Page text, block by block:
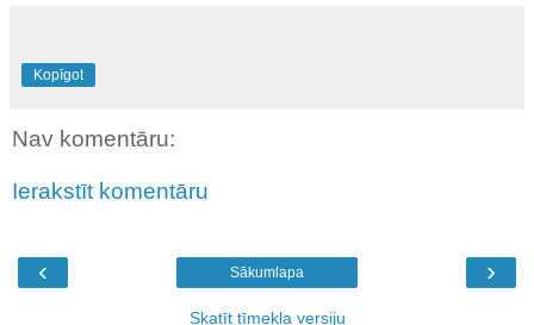
Kopīgot
Nav komentāru:
Ierakstīt komentāru
‹ ›
Sākumlapa
Skatīt tīmekļa versiju